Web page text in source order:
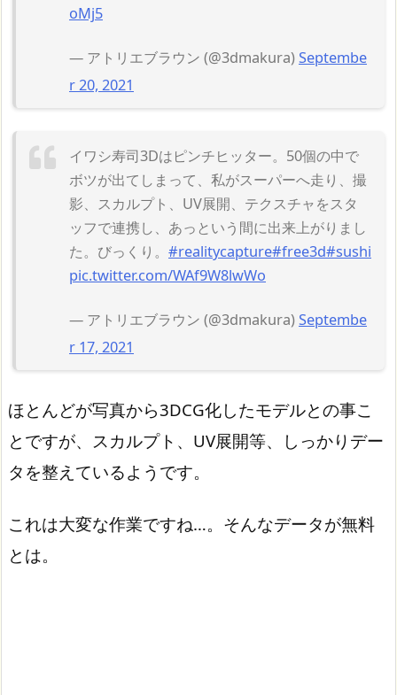
oMj5
— アトリエブラウン (@3dmakura)Septembe
r 20, 2021
イワシ寿司3Dはピンチヒッター。50個の中で
ボツが出てしまって、私がスーパーへ走り、撮
影、スカルプト、UV展開、テクスチャをスタ
ッフで連携し、あっという間に出来上がりまし
た。びっくり。 #realitycapture#free3d#sushi
pic.twitter.com/WAf9W8lwWo
— アトリエブラウン (@3dmakura)Septembe
r 17, 2021
ほとんどが写真から3DCG化したモデルとの事こ
とですが、スカルプト、UV展開等、しっかりデー
タを整えているようです。
これは大変な作業ですね…。そんなデータが無料
とは。